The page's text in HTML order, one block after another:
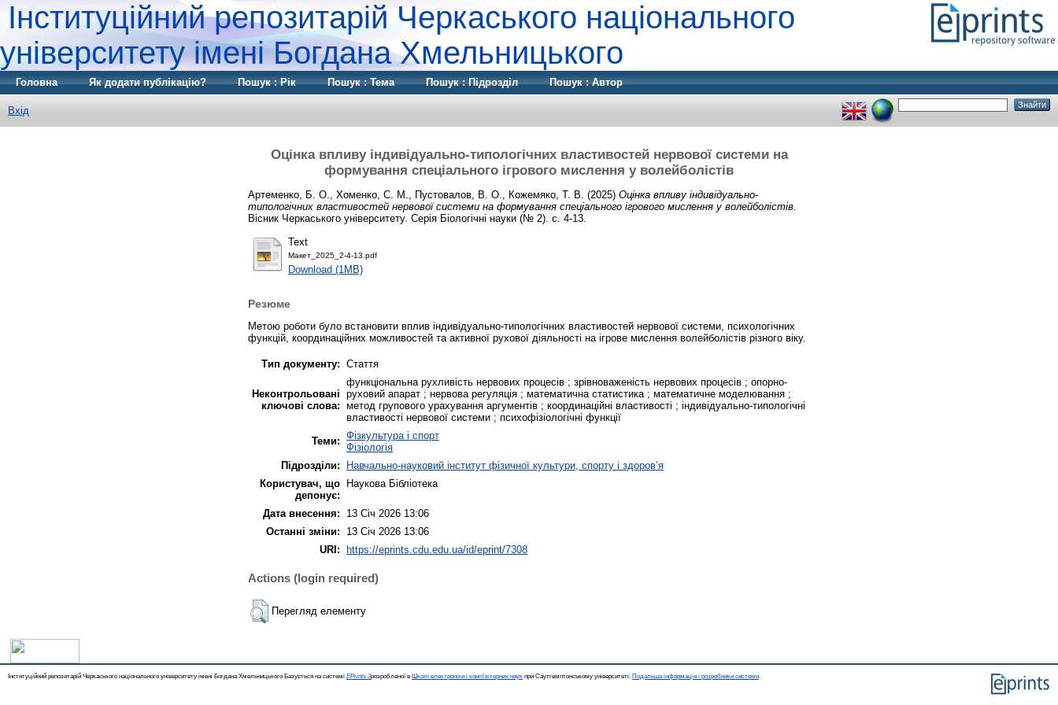
Інституційний репозитарій Черкаського національного
університету імені Богдана Хмельницького
Головна Як додати публікацію? Пошук : Рік Пошук : Тема Пошук : Підрозділ Пошук : Автор
Вхід
Оцінка впливу індивідуально-типологічних властивостей нервової системи на
формування спеціального ігрового мислення у волейболістів
Артеменко, Б. О. Хоменко, С. М. Пустовалов, В. О. Кожемяко, Т. В. (2025) Оцінка впливу індивідуально-
типологічних властивостей нервової системи на формування спеціального ігрового мислення у волейболістів.
Вісник Черкаського університету. Серія Біологічні науки (№ 2). с. 4-13.
Text
Макет_2025_2-4-13.pdf
Download (1MB)
Резюме
Метою роботи було встановити вплив індивідуально-типологічних властивостей нервової системи, психологічних
функцій, координаційних можливостей та активної рухової діяльності на ігрове мислення волейболістів різного віку.
Тип документу: Стаття
Неконтрольовані
ключові слова:
функціональна рухливість нервових процесів ; зрівноваженість нервових процесів ; опорно-
руховий апарат ; нервова регуляція ; математична статистика ; математичне моделювання ;
метод групового урахування аргументів ; координаційні властивості ; індивідуально-типологічні
властивості нервової системи ; психофізіологічні функції
Теми: Фізкультура і спорт
Фізіологія
Підрозділи:
Навчально-науковий інститут фізичної культури, спорту і здоров’я
Користувач, що
депонує:
Наукова Бібліотека
Дата внесення:
13 Січ 2026 13:06
Останні зміни:
13 Січ 2026 13:06
URI: https://eprints.cdu.edu.ua/id/eprint/7308
Actions (login required)
Перегляд елементу
Інституційний репозитарій Черкаського національного університету імені Богдана Хмельницького Базується на системі EPrints 3розробленої в Школі електроніки і комп'ютерних наук при Саутгемптонському університеті. Подальша інформація і розробники системи